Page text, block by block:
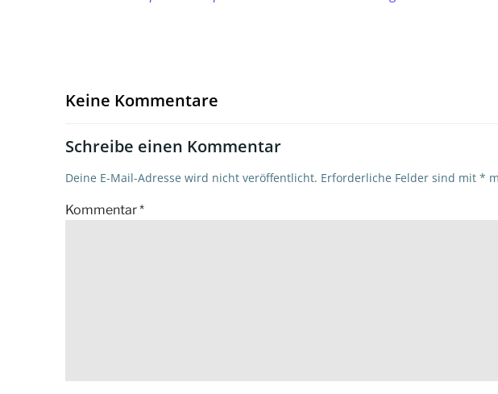
Keine Kommentare
Schreibe einen Kommentar
Deine E-Mail-Adresse wird nicht veröffentlicht. Erforderliche Felder sind mit *
Kommentar*